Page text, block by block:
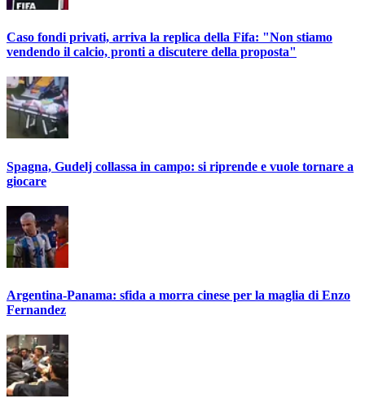
Caso fondi privati, arriva la replica della Fifa: "Non stiamo
vendendo il calcio, pronti a discutere della proposta"
Spagna, Gudelj collassa in campo: si riprende e vuole tornare a
giocare
Argentina-Panama: sfida a morra cinese per la maglia di Enzo
Fernandez